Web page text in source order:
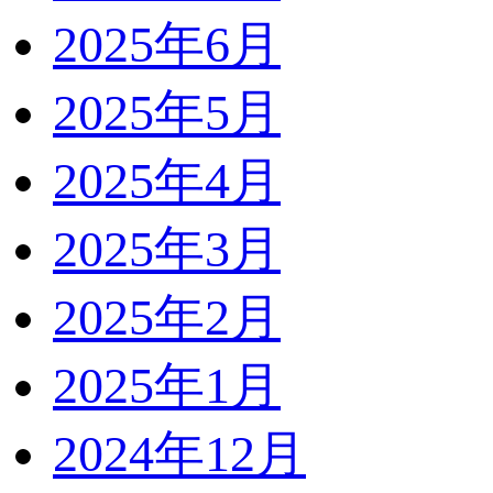
2025年6月
2025年5月
2025年4月
2025年3月
2025年2月
2025年1月
2024年12月